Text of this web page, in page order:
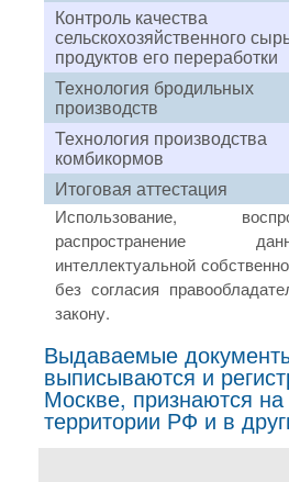
Контроль качества
сельскохозяйственного
продуктов его переработки
Технология бродильных
производств
Технология производства
комбикормов
Итоговая аттестация
Использование,
распространение
интеллектуальной
без согласия
закону.
Выдаваемые
выписываются и
Москве, признаются на
территории РФ и в